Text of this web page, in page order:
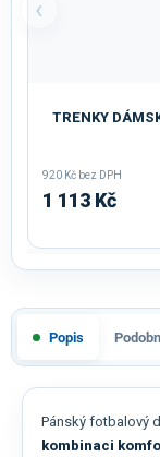
‹
TRENKY
920 Kč bez DPH
1 113 Kč
Popis
Pánský fotbalový
kombinaci